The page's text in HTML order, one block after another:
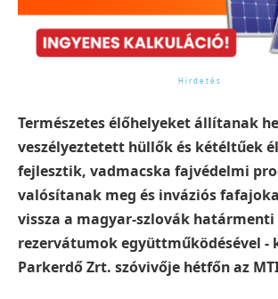
Természetes élőhelyeket állítanak
veszélyeztetett hüllők és kétéltűek
fejlesztik, vadmacska fajvédelmi
valósítanak meg és inváziós
vissza a magyar-szlovák határmenti
rezervátumok együttműködésével -
Parkerdő Zrt. szóvivője hétfőn az